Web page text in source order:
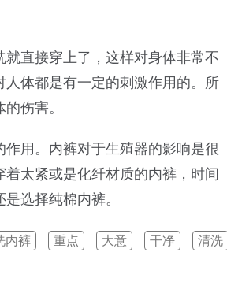
直接穿上了，这样对身体非常不
体都是有一定的刺激作用的。所
伤害。
用。内裤对于生殖器的影响是很
太紧或是化纤材质的内裤，时间
选择纯棉内裤。
内裤 重点 大意 干净 清洗